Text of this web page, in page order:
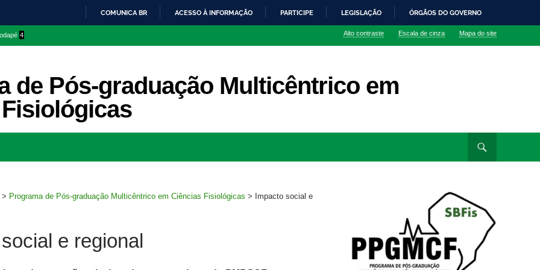
O
COMUNICA BR ACESSO À INFORMAÇÃO PARTICIPE LEGISLAÇÃO ÓRGÃOS DO GOVERNO
4 Alto contraste Escala de cinza Mapa do site
de Pós-graduação Multicêntrico em
> Programa de Pós-graduação Multicêntrico em Ciências Fisiológicas > Impacto social e
e regional